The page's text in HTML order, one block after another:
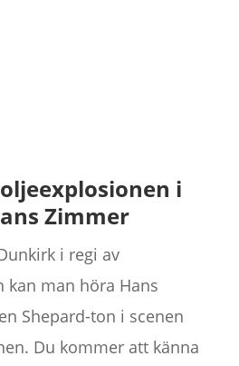
i
Zimmer
i regi av
kan man höra Hans
Shepard-ton i scenen
Du kommer att känna